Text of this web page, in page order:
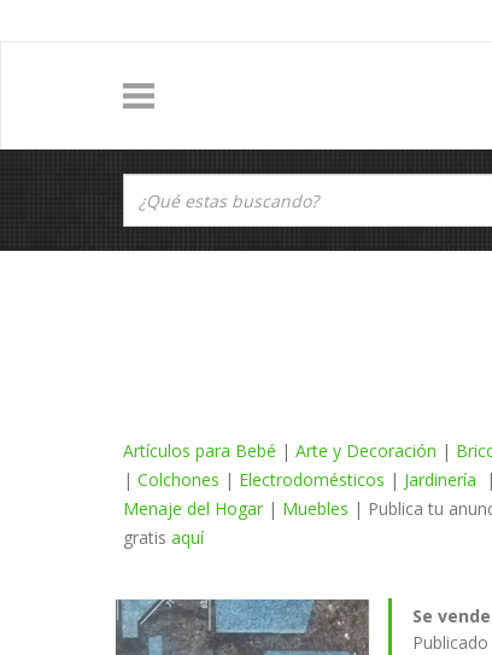
Artículos para Bebé | Arte y Decoración |
| Colchones | Electrodomésticos | Jardinería |
Menaje del Hogar | Muebles | Publica tu
gratis aquí
Se